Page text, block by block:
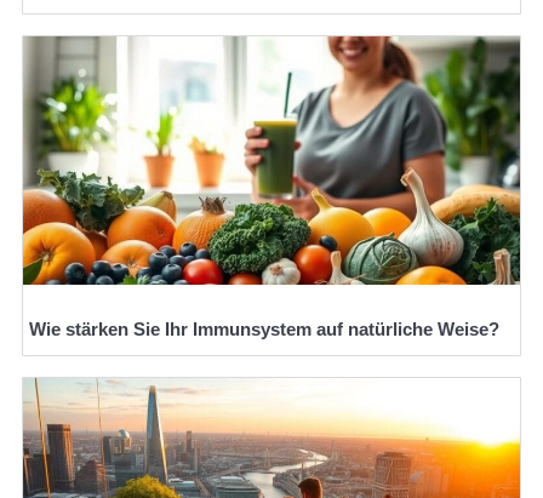
Wie stärken Sie Ihr Immunsystem auf natürliche Weise?